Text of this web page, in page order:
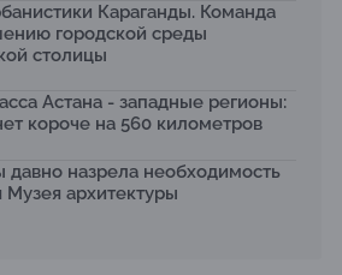
в «Целинном»
подарили вторую жизнь
благоустроили шесть
Караганды. Команда
городской среды
столицы
Астана - западные регионы:
короче на 560 километров
давно назрела необходимость
Музея архитектуры